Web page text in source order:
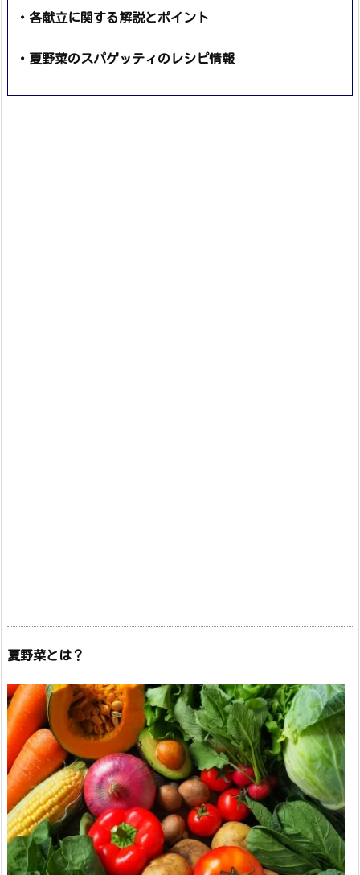
・各献立に関する解説とポイント
・夏野菜のスパゲッティのレシピ情報
夏野菜とは？